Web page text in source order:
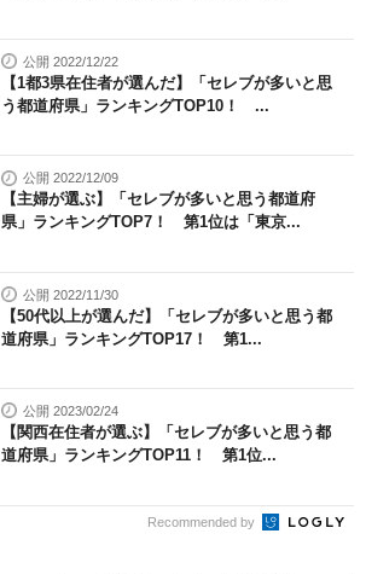
公開 2022/12/22
【1都3県在住者が選んだ】「セレブが多いと思
う都道府県」ランキングTOP10！ ...
公開 2022/12/09
【主婦が選ぶ】「セレブが多いと思う都道府
県」ランキングTOP7！ 第1位は「東京...
公開 2022/11/30
【50代以上が選んだ】「セレブが多いと思う都
道府県」ランキングTOP17！ 第1...
公開 2023/02/24
【関西在住者が選ぶ】「セレブが多いと思う都
道府県」ランキングTOP11！ 第1位...
Recommended by